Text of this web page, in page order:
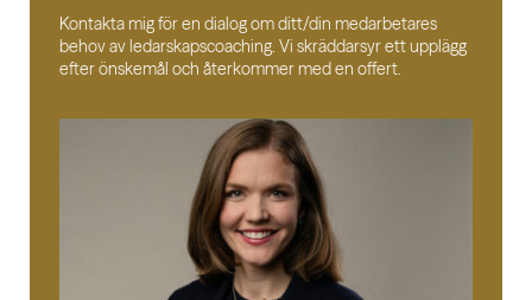
Kontakta mig för en dialog om ditt/din medarbetares
behov av ledarskapscoaching. Vi skräddarsyr ett upplägg
efter önskemål och återkommer med en offert.